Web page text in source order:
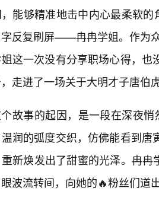
能够精准地击中内心最柔软
反复刷屏——冉冉学姐。作为
这一次没有分享职场心得，
走进了一场关于大明才子唐伯
故事的起因，是一段在深夜悄
润的弧度交织，仿佛能看到
新焕发出了甜蜜的光泽。冉
波流转间，向她的🔥粉丝们道